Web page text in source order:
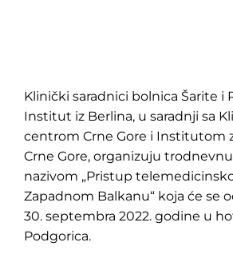
Klinički saradnici bolnica Šarite i
Institut iz Berlina, u saradnji sa
centrom Crne Gore i Institutom
Crne Gore, organizuju
nazivom „Pristup
Zapadnom Balkanu“ koja će se
30. septembra 2022. godine u
Podgorica.